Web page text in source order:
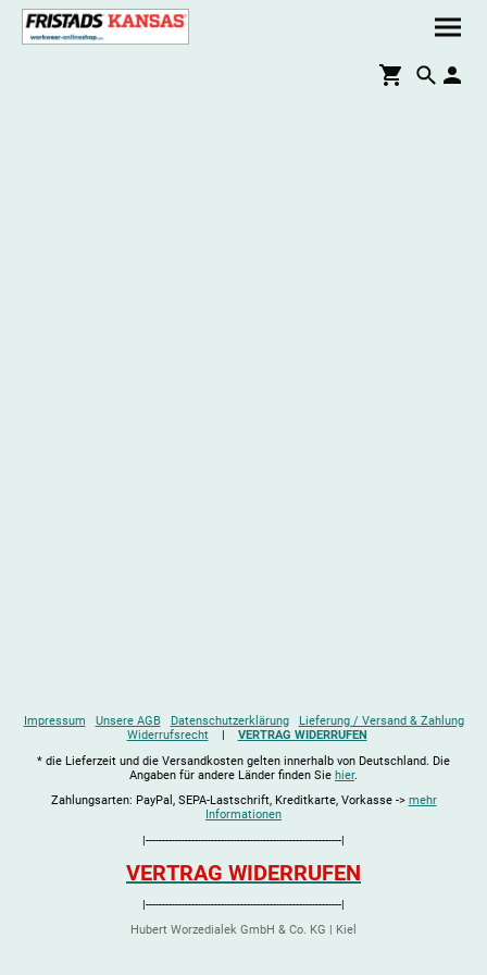
Impressum Unsere AGB Datenschutzerklärung
Lieferung / Versand & Zahlung
Widerrufsrecht| VERTRAG WIDERRUFEN
* die Lieferzeit und die Versandkosten gelten innerhalb von Deutschland. Die
Angaben für andere Länder finden Sie hier.
Zahlungsarten: PayPal, SEPA-Lastschrift, Kreditkarte, Vorkasse -> mehr
Informationen
|------------------------------------------------------------|
VERTRAG WIDERRUFEN
|------------------------------------------------------------|
Hubert Worzedialek GmbH & Co. KG | Kiel